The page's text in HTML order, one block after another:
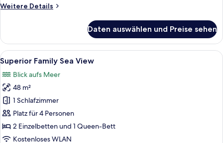
Weitere Details
Weitere
Meerblick
(Single
Use)
Daten auswählen und Preise sehen
Alle
Fotos
für
Superior
Family
Sea
View
anzeigen
Ein modernes Hotelzimmer mit
7
Superior Family Sea View
Blick aufs Meer
48 m²
1 Schlafzimmer
Platz für 4 Personen
2 Einzelbetten und 1 Queen-Bett
Kostenloses WLAN